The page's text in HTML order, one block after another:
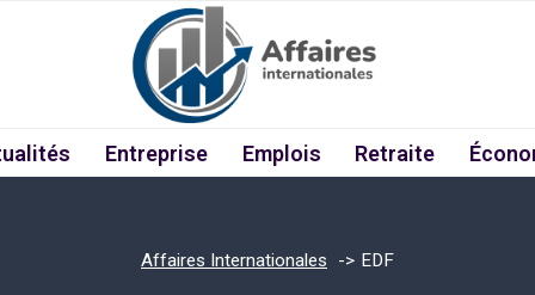
Entreprise Emplois Retraite
Affaires Internationales EDF